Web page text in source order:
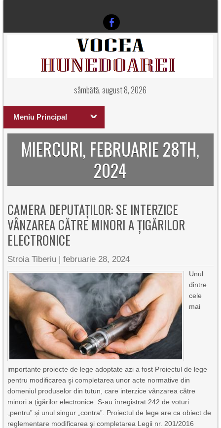
sâmbătă, august 8, 2026
Meniu Principal
MIERCURI, FEBRUARIE 28TH,
2024
CAMERA DEPUTAȚILOR: SE INTERZICE
VÂNZAREA CĂTRE MINORI A ȚIGĂRILOR
ELECTRONICE
Stroia Tiberiu |februarie 28, 2024
Unul
dintre
cele
mai
importante proiecte de lege adoptate azi a fost Proiectul de lege
pentru modificarea şi completarea unor acte normative din
domeniul produselor din tutun, care interzice vânzarea către
minori a ţigărilor electronice. S-au înregistrat 242 de voturi
„pentru” și unul singur „contra”. Proiectul de lege are ca obiect de
reglementare modificarea şi completarea Legii nr. 201/2016